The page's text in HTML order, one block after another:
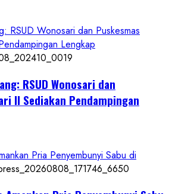
RSUD Wonosari dan Puskesmas
Lengkap
RSUD Wonosari dan
II Sediakan Pendampingan
Pria Penyembunyi Sabu di